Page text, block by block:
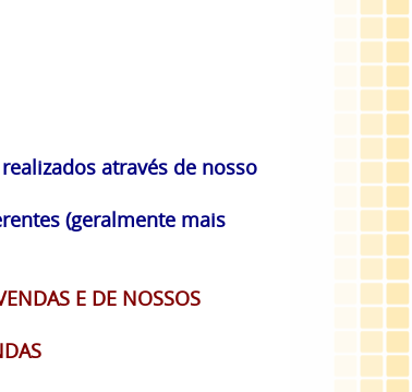
através de nosso
(geralmente mais
E DE NOSSOS